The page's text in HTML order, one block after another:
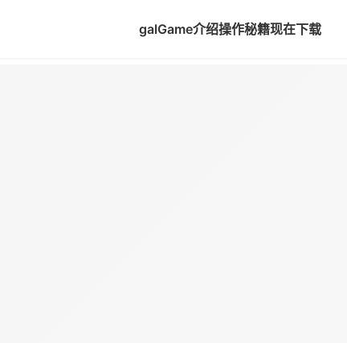
galGame介绍操作秘籍现在下载